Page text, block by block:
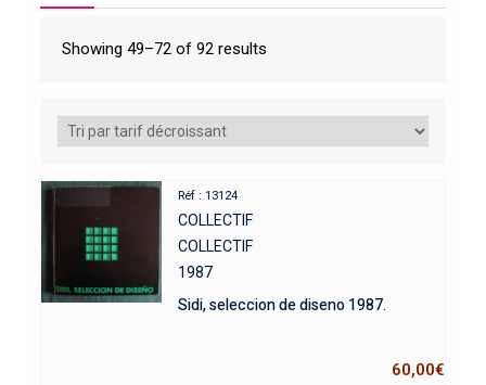
Showing 49–72 of 92 results
Réf : 13124
COLLECTIF
COLLECTIF
1987
Sidi, seleccion de diseno 1987.
60,00€